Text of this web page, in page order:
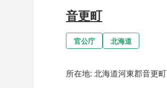
音更町
官公庁 北海道
所在地:北海道河東郡音更町